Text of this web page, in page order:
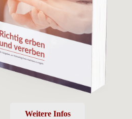
Weitere Infos